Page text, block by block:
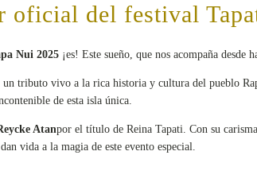
oficial del festival
Nui 2025 ¡es! Este sueño, que nos acompaña desde
un tributo vivo a la rica historia y cultura del pueblo
de esta isla única.
Atanpor el título de Reina Tapati. Con su
vida a la magia de este evento especial.